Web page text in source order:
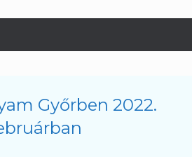
Győrben 2022.